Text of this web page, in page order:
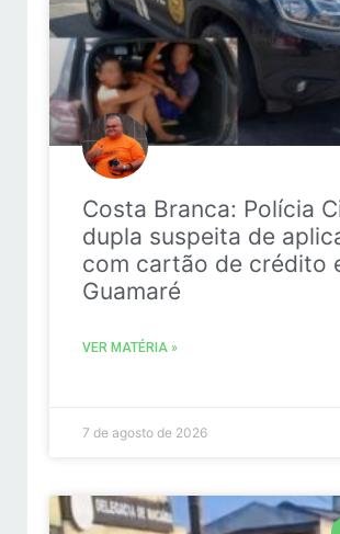
Costa Branca: Polícia
dupla suspeita de
com cartão de crédito
Guamaré
VER MATÉRIA »
7 de agosto de 2026